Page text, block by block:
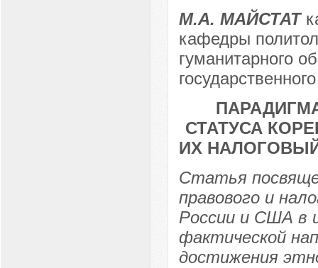
М.А. МАЙСТАТ
кафедры
гуманитарного
СТАТУСА
ИХ
Статья
правового и
России и США в
фактической
достижения